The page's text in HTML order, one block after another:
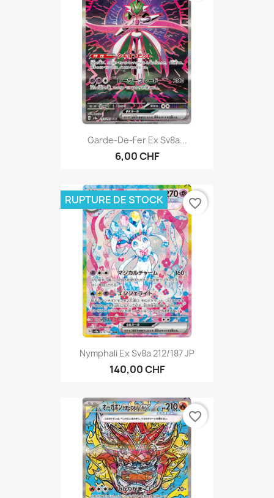
Garde-De-Fer Ex Sv8a...
6,00 CHF
Nymphali Ex Sv8a 212/187 JP
140,00 CHF
RUPTURE DE STOCK favorite_border
favorite_border